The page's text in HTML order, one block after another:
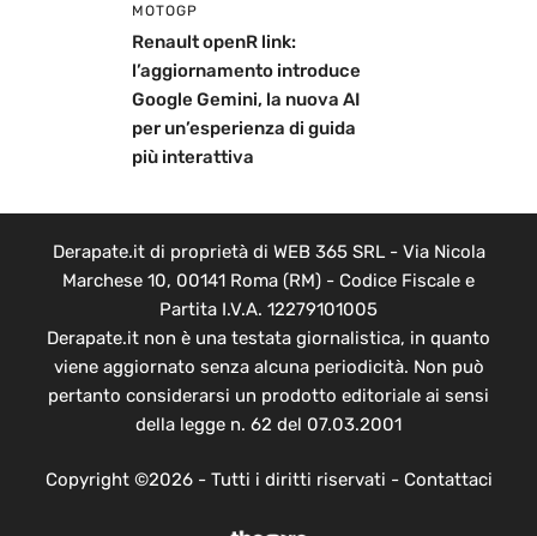
MOTOGP
Renault openR link:
l’aggiornamento introduce
Google Gemini, la nuova AI
per un’esperienza di guida
più interattiva
Derapate.it di proprietà di WEB 365 SRL - Via Nicola
Marchese 10, 00141 Roma (RM) - Codice Fiscale e
Partita I.V.A. 12279101005
Derapate.it non è una testata giornalistica, in quanto
viene aggiornato senza alcuna periodicità. Non può
pertanto considerarsi un prodotto editoriale ai sensi
della legge n. 62 del 07.03.2001
Copyright ©2026 - Tutti i diritti riservati - Contattaci